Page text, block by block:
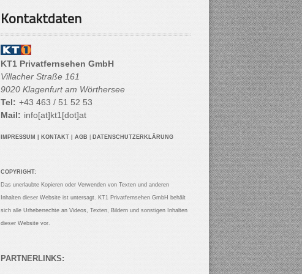
Kontaktdaten
KT1 Privatfernsehen GmbH
Villacher Straße 161
9020 Klagenfurt am Wörthersee
Tel: +43 463 / 51 52 53
Mail: info[at]kt1[dot]at
IMPRESSUM KONTAKT AGB DATENSCHUTZERKLÄRUNG
COPYRIGHT:
Das unerlaubte Kopieren oder Verwenden von Texten und anderen
Inhalten dieser Website ist untersagt. KT1 Privatfernsehen GmbH behält
sich alle Urheberrechte an Videos, Texten, Bildern und sonstigen Inhalten
dieser Website vor.
PARTNERLINKS: